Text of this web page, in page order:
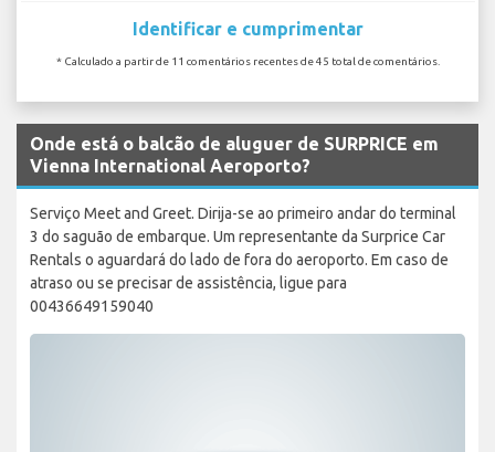
Identificar e cumprimentar
* Calculado a partir de 11 comentários recentes de 45 total de comentários.
Onde está o balcão de aluguer de SURPRICE em
Vienna International Aeroporto?
Serviço Meet and Greet. Dirija-se ao primeiro andar do terminal
3 do saguão de embarque. Um representante da Surprice Car
Rentals o aguardará do lado de fora do aeroporto. Em caso de
atraso ou se precisar de assistência, ligue para
00436649159040